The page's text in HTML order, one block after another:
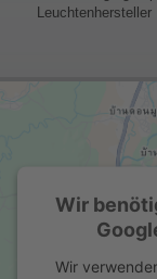
Leuchtenhersteller
Wir
Wir